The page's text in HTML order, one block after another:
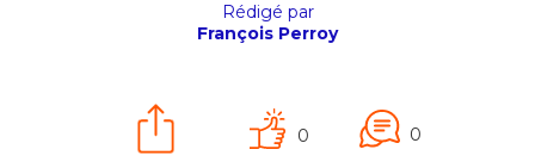
Rédigé par
François Perroy
0 0